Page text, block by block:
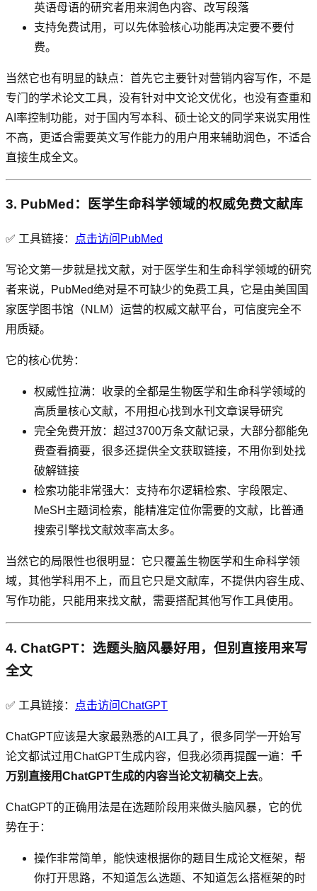
英语母语的研究者用来润色内容、改写段落
支持免费试用，可以先体验核心功能再决定要不要付
费。
当然它也有明显的缺点：首先它主要针对营销内容写作，不是
专门的学术论文工具，没有针对中文论文优化，也没有查重和
AI率控制功能，对于国内写本科、硕士论文的同学来说实用性
不高，更适合需要英文写作能力的用户用来辅助润色，不适合
直接生成全文。
3. PubMed：医学生命科学领域的权威免费文献库
✅ 工具链接： 点击访问PubMed
写论文第一步就是找文献，对于医学生和生命科学领域的研究
者来说，PubMed绝对是不可缺少的免费工具，它是由美国国
家医学图书馆（NLM）运营的权威文献平台，可信度完全不
用质疑。
它的核心优势：
权威性拉满：收录的全都是生物医学和生命科学领域的
高质量核心文献，不用担心找到水刊文章误导研究
完全免费开放：超过3700万条文献记录，大部分都能免
费查看摘要，很多还提供全文获取链接，不用你到处找
破解链接
检索功能非常强大：支持布尔逻辑检索、字段限定、
MeSH主题词检索，能精准定位你需要的文献，比普通
搜索引擎找文献效率高太多。
当然它的局限性也很明显：它只覆盖生物医学和生命科学领
域，其他学科用不上，而且它只是文献库，不提供内容生成、
写作功能，只能用来找文献，需要搭配其他写作工具使用。
4. ChatGPT：选题头脑风暴好用，但别直接用来写
全文
✅ 工具链接： 点击访问ChatGPT
ChatGPT应该是大家最熟悉的AI工具了，很多同学一开始写
论文都试过用ChatGPT生成内容，但我必须再提醒一遍： 千
万别直接用ChatGPT生成的内容当论文初稿交上去。
ChatGPT的正确用法是在选题阶段用来做头脑风暴，它的优
势在于：
操作非常简单，能快速根据你的题目生成论文框架，帮
你打开思路，不知道怎么选题、不知道怎么搭框架的时